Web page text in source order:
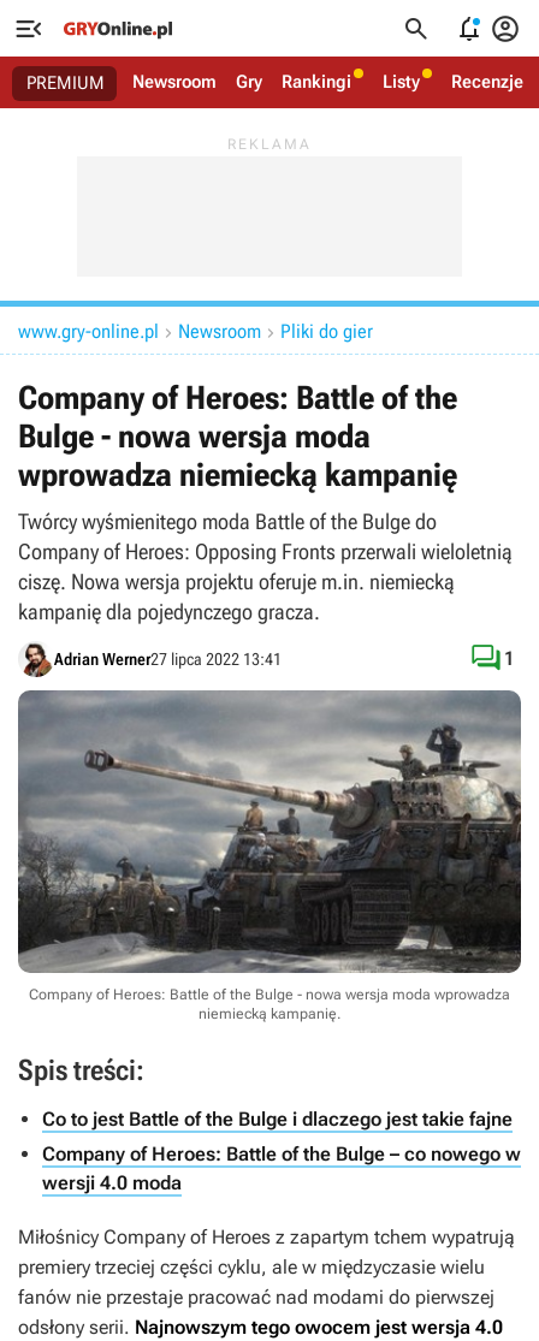
   
PREMIUM Newsroom Gry Rankingi Listy Recenzje
www.gry-online.pl  Newsroom  Pliki do gier
Company of Heroes: Battle of the
Bulge - nowa wersja moda
wprowadza niemiecką kampanię
Twórcy wyśmienitego moda Battle of the Bulge do
Company of Heroes: Opposing Fronts przerwali wieloletnią
ciszę. Nowa wersja projektu oferuje m.in. niemiecką
kampanię dla pojedynczego gracza.
Adrian Werner27 lipca 2022 13:41  1
Company of Heroes: Battle of the Bulge - nowa wersja moda wprowadza
niemiecką kampanię.
Spis treści:
Co to jest Battle of the Bulge i dlaczego jest takie fajne
Company of Heroes: Battle of the Bulge – co nowego w
wersji 4.0 moda
Miłośnicy Company of Heroes z zapartym tchem wypatrują
premiery trzeciej części cyklu, ale w międzyczasie wielu
fanów nie przestaje pracować nad modami do pierwszej
odsłony serii. Najnowszym tego owocem jest wersja 4.0